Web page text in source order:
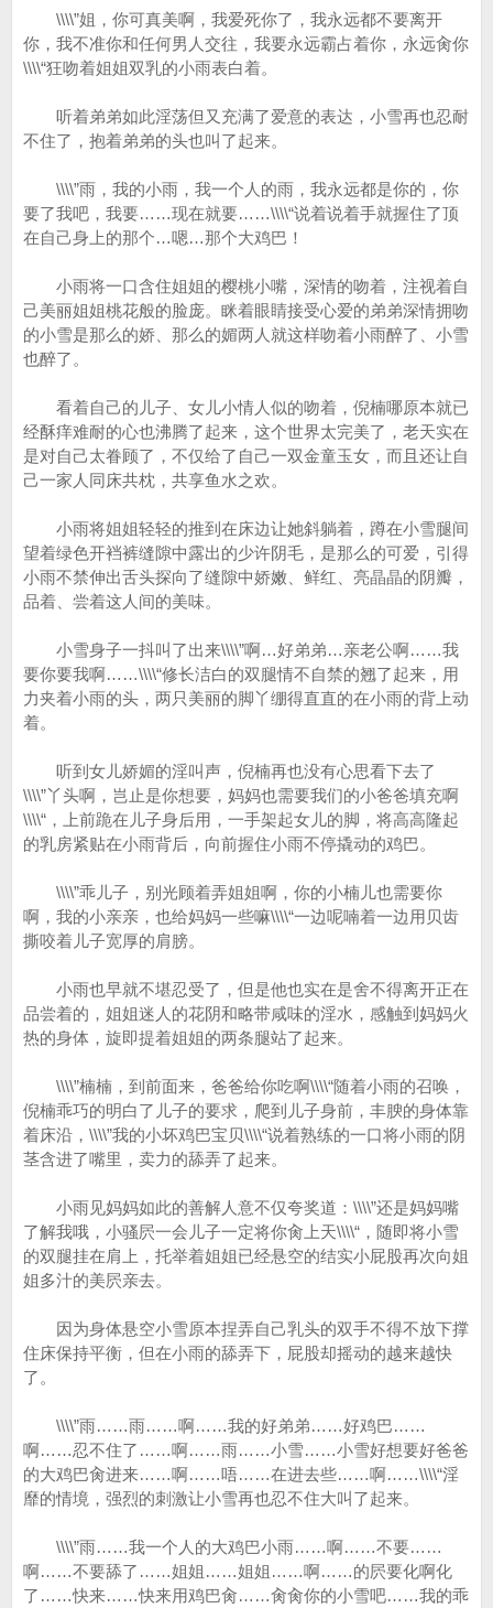
\\\\”姐，你可真美啊，我爱死你了，我永远都不要离开
你，我不准你和任何男人交往，我要永远霸占着你，永远肏你
\\\\“狂吻着姐姐双乳的小雨表白着。
听着弟弟如此淫荡但又充满了爱意的表达，小雪再也忍耐
不住了，抱着弟弟的头也叫了起来。
\\\\”雨，我的小雨，我一个人的雨，我永远都是你的，你
要了我吧，我要……现在就要……\\\\“说着说着手就握住了顶
在自己身上的那个…嗯…那个大鸡巴！
小雨将一口含住姐姐的樱桃小嘴，深情的吻着，注视着自
己美丽姐姐桃花般的脸庞。眯着眼睛接受心爱的弟弟深情拥吻
的小雪是那么的娇、那么的媚两人就这样吻着小雨醉了、小雪
也醉了。
看着自己的儿子、女儿小情人似的吻着，倪楠哪原本就已
经酥痒难耐的心也沸腾了起来，这个世界太完美了，老天实在
是对自己太眷顾了，不仅给了自己一双金童玉女，而且还让自
己一家人同床共枕，共享鱼水之欢。
小雨将姐姐轻轻的推到在床边让她斜躺着，蹲在小雪腿间
望着绿色开裆裤缝隙中露出的少许阴毛，是那么的可爱，引得
小雨不禁伸出舌头探向了缝隙中娇嫩、鲜红、亮晶晶的阴瓣，
品着、尝着这人间的美味。
小雪身子一抖叫了出来\\\\”啊…好弟弟…亲老公啊……我
要你要我啊……\\\\“修长洁白的双腿情不自禁的翘了起来，用
力夹着小雨的头，两只美丽的脚丫绷得直直的在小雨的背上动
着。
听到女儿娇媚的淫叫声，倪楠再也没有心思看下去了
\\\\”丫头啊，岂止是你想要，妈妈也需要我们的小爸爸填充啊
\\\\“，上前跪在儿子身后用，一手架起女儿的脚，将高高隆起
的乳房紧贴在小雨背后，向前握住小雨不停撬动的鸡巴。
\\\\”乖儿子，别光顾着弄姐姐啊，你的小楠儿也需要你
啊，我的小亲亲，也给妈妈一些嘛\\\\“一边呢喃着一边用贝齿
撕咬着儿子宽厚的肩膀。
小雨也早就不堪忍受了，但是他也实在是舍不得离开正在
品尝着的，姐姐迷人的花阴和略带咸味的淫水，感触到妈妈火
热的身体，旋即提着姐姐的两条腿站了起来。
\\\\”楠楠，到前面来，爸爸给你吃啊\\\\“随着小雨的召唤，
倪楠乖巧的明白了儿子的要求，爬到儿子身前，丰腴的身体靠
着床沿，\\\\”我的小坏鸡巴宝贝\\\\“说着熟练的一口将小雨的阴
茎含进了嘴里，卖力的舔弄了起来。
小雨见妈妈如此的善解人意不仅夸奖道：\\\\”还是妈妈嘴
了解我哦，小骚屄一会儿子一定将你肏上天\\\\“，随即将小雪
的双腿挂在肩上，托举着姐姐已经悬空的结实小屁股再次向姐
姐多汁的美屄亲去。
因为身体悬空小雪原本捏弄自己乳头的双手不得不放下撑
住床保持平衡，但在小雨的舔弄下，屁股却摇动的越来越快
了。
\\\\”雨……雨……啊……我的好弟弟……好鸡巴……
啊……忍不住了……啊……雨……小雪……小雪好想要好爸爸
的大鸡巴肏进来……啊……唔……在进去些……啊……\\\\“淫
靡的情境，强烈的刺激让小雪再也忍不住大叫了起来。
\\\\”雨……我一个人的大鸡巴小雨……啊……不要……
啊……不要舔了……姐姐……姐姐……啊……的屄要化啊化
了……快来……快来用鸡巴肏……肏肏你的小雪吧……我的乖